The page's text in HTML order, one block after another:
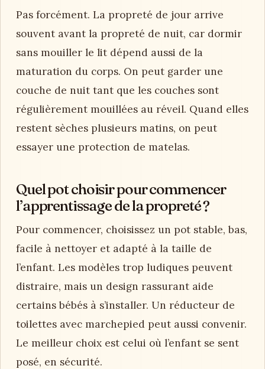
Pas forcément. La propreté de jour arrive
souvent avant la propreté de nuit, car dormir
sans mouiller le lit dépend aussi de la
maturation du corps. On peut garder une
couche de nuit tant que les couches sont
régulièrement mouillées au réveil. Quand elles
restent sèches plusieurs matins, on peut
essayer une protection de matelas.
Quel pot choisir pour commencer
l’apprentissage de la propreté ?
Pour commencer, choisissez un pot stable, bas,
facile à nettoyer et adapté à la taille de
l’enfant. Les modèles trop ludiques peuvent
distraire, mais un design rassurant aide
certains bébés à s’installer. Un réducteur de
toilettes avec marchepied peut aussi convenir.
Le meilleur choix est celui où l’enfant se sent
posé, en sécurité.